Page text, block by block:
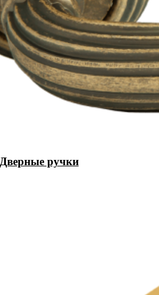
Дверные ручки